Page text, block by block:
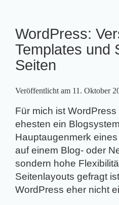
WordPress:
Templates und
Seiten
Veröffentlicht am 11. Oktober
Für mich ist
ehesten ein
Hauptaugenmerk
auf einem Blog- oder
sondern hohe
Seitenlayouts gefragt
WordPress eher nicht